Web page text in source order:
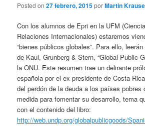
Posted on27 febrero, 2015porMartin Krause
Con los alumnos de Epri en la UFM
Relaciones Internacionales) estaremos
“bienes públicos globales”. Para ello,
de Kaul, Grunberg & Stern, “Global Public
la ONU. Este resumen trae un delirante
española por el ex presidente de Costa
del perdón de la deuda a los países pobres
medida para fomentar su desarrollo, tema
con el contenido del libro:
http://web.undp.org/globalpublicgoods/